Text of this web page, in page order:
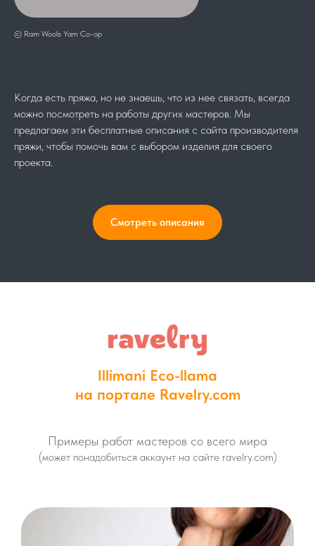
© Ram Wools Yarn Co-op
Когда есть пряжа, но не знаешь, что из нее связать, всегда
можно посмотреть на работы других мастеров. Мы
предлагаем эти бесплатные описания с сайта производителя
пряжи, чтобы помочь вам с выбором изделия для своего
проекта.
Смотреть описания
Illimani Eco-llama
на портале Ravelry.com
Примеры работ мастеров со всего мира
(может понадобиться аккаунт на сайте ravelry.com)